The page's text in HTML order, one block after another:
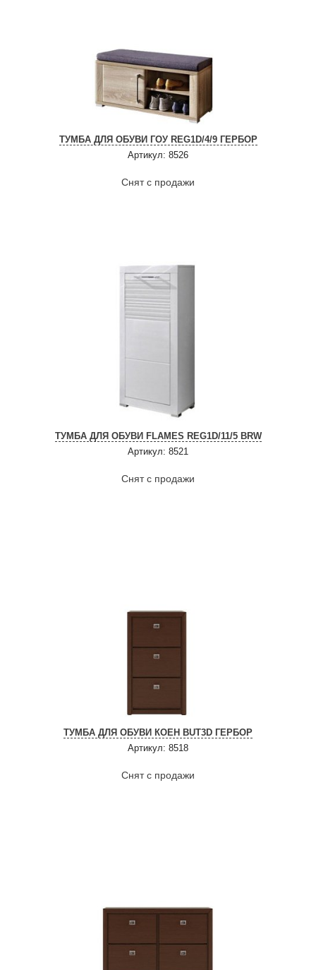
ТУМБА ДЛЯ ОБУВИ ГОУ REG1D/4/9 ГЕРБОР
Артикул: 8526
Снят с продажи
ТУМБА ДЛЯ ОБУВИ FLAMES REG1D/11/5 BRW
Артикул: 8521
Снят с продажи
ТУМБА ДЛЯ ОБУВИ КОЕН BUT3D ГЕРБОР
Артикул: 8518
Снят с продажи